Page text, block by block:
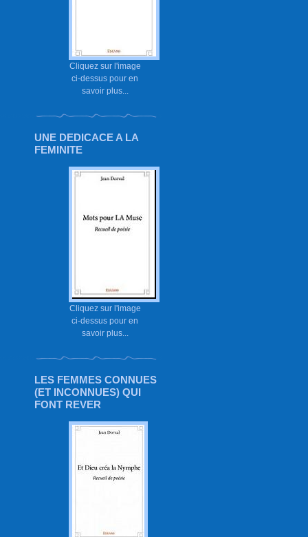
Cliquez sur l'image
ci-dessus pour en
savoir plus...
UNE DEDICACE A LA
FEMINITE
Cliquez sur l'image
ci-dessus pour en
savoir plus...
LES FEMMES CONNUES
(ET INCONNUES) QUI
FONT REVER